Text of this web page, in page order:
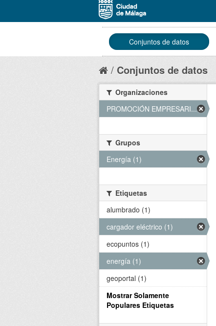
Conjuntos de datos
Conjuntos de datos
Organizaciones
PROMOCIÓN EMPRESARI... (1)
Grupos
Energía (1)
Etiquetas
alumbrado (1)
cargador eléctrico (1)
ecopuntos (1)
energía (1)
geoportal (1)
Mostrar Solamente
Populares Etiquetas